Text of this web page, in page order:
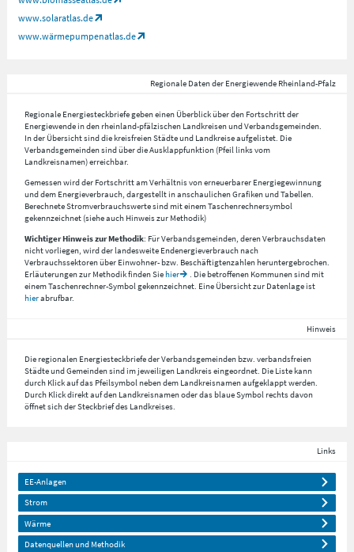
www.solaratlas.de
www.wärmepumpenatlas.de
Regionale Daten der Energiewende Rheinland-Pfalz
Regionale Energiesteckbriefe geben einen Überblick über den Fortschritt der
Energiewende in den rheinland-pfälzischen Landkreisen und Verbandsgemeinden.
In der Übersicht sind die kreisfreien Städte und Landkreise aufgelistet. Die
Verbandsgemeinden sind über die Ausklappfunktion (Pfeil links vom
Landkreisnamen) erreichbar.
Gemessen wird der Fortschritt am Verhältnis von erneuerbarer Energiegewinnung
und dem Energieverbrauch, dargestellt in anschaulichen Grafiken und Tabellen.
Berechnete Stromverbrauchswerte sind mit einem Taschenrechnersymbol
gekennzeichnet (siehe auch Hinweis zur Methodik)
Wichtiger Hinweis zur Methodik: Für Verbandsgemeinden, deren Verbrauchsdaten
nicht vorliegen, wird der landesweite Endenergieverbrauch nach
Verbrauchssektoren über Einwohner- bzw. Beschäftigtenzahlen heruntergebrochen.
Erläuterungen zur Methodik finden Siehier
. Die betroffenen Kommunen sind mit
einem Taschenrechner-Symbol gekennzeichnet. Eine Übersicht zur Datenlage ist
hierabrufbar.
Hinweis
Die regionalen Energiesteckbriefe der Verbandsgemeinden bzw. verbandsfreien
Städte und Gemeinden sind im jeweiligen Landkreis eingeordnet. Die Liste kann
durch Klick auf das Pfeilsymbol neben dem Landkreisnamen aufgeklappt werden.
Durch Klick direkt auf den Landkreisnamen oder das blaue Symbol rechts davon
öffnet sich der Steckbrief des Landkreises.
Links
EE-Anlagen
Strom
Wärme
Datenquellen und Methodik